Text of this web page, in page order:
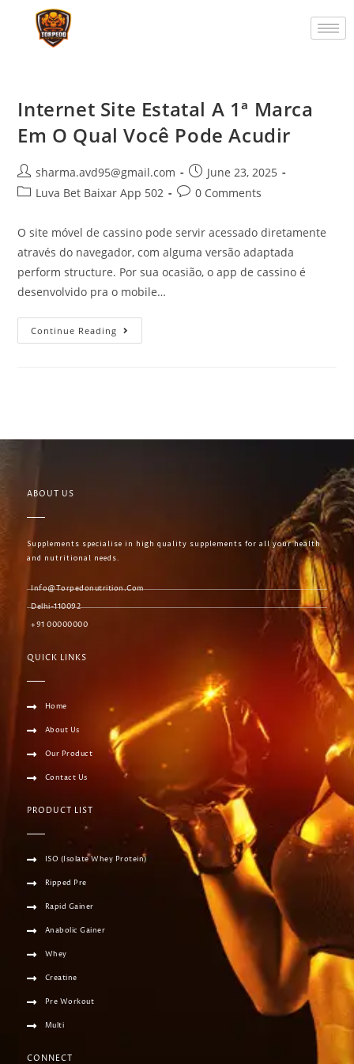
Internet Site Estatal A 1ª Marca
Em O Qual Você Pode Acudir
sharma.avd95@gmail.com
June 23, 2025
Luva Bet Baixar App 502
0 Comments
O site móvel de cassino pode servir acessado diretamente
através do navegador, com alguma versão adaptada
perform structure. Por sua ocasião, o app de cassino é
desenvolvido pra o mobile…
Continue Reading
ABOUT US
Supplements specialise in high quality supplements for all your health
and nutritional needs.
Info@torpedonutrition.com
Delhi-110092
+91 00000000
QUICK LINKS
Home
About Us
Our Product
Contact Us
PRODUCT LIST
ISO (Isolate Whey Protein)
Ripped Pre
Rapid Gainer
Anabolic Gainer
Whey
Creatine
Pre Workout
Multi
CONNECT